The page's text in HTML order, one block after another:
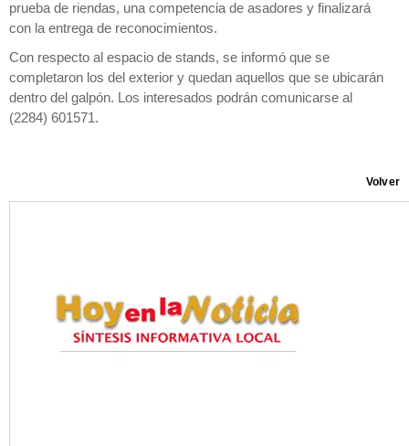
prueba de riendas, una competencia de asadores y finalizará
con la entrega de reconocimientos.
Con respecto al espacio de stands, se informó que se
completaron los del exterior y quedan aquellos que se ubicarán
dentro del galpón. Los interesados podrán comunicarse al
(2284) 601571.
Volver